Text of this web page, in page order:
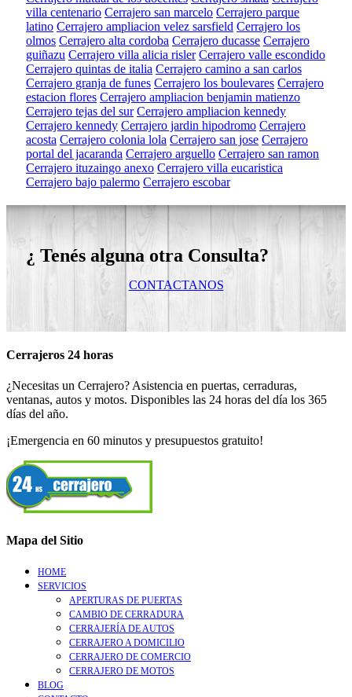
villa centenario Cerrajero san marcelo Cerrajero parque
latino Cerrajero ampliacion velez sarsfield Cerrajero los
olmos Cerrajero alta cordoba Cerrajero ducasse Cerrajero
guiñazu Cerrajero villa alicia risler Cerrajero valle escondido
Cerrajero quintas de italia Cerrajero camino a san carlos
Cerrajero granja de funes Cerrajero los boulevares Cerrajero
estacion flores Cerrajero ampliacion benjamin matienzo
Cerrajero tejas del sur Cerrajero ampliacion kennedy
Cerrajero kennedy Cerrajero jardin hipodromo Cerrajero
acosta Cerrajero colonia lola Cerrajero san jose Cerrajero
portal del jacaranda Cerrajero arguello Cerrajero san ramon
Cerrajero ituzaingo anexo Cerrajero villa eucaristica
Cerrajero bajo palermo Cerrajero escobar
¿ Tenés alguna otra Consulta?
CONTACTANOS
Cerrajeros 24 horas
¿Necesitas un Cerrajero? Asistencia en puertas, cerraduras,
ventanas, autos y motos. Disponibles las 24 horas del día los 365
días del año.
¡Emergencia en 60 minutos y presupuestos gratuito!
Mapa del Sitio
HOME
SERVICIOS
APERTURAS DE PUERTAS
CAMBIO DE CERRADURA
CERRAJERÍA DE AUTOS
CERRAJERO A DOMICILIO
CERRAJERO DE COMERCIO
CERRAJERO DE MOTOS
BLOG